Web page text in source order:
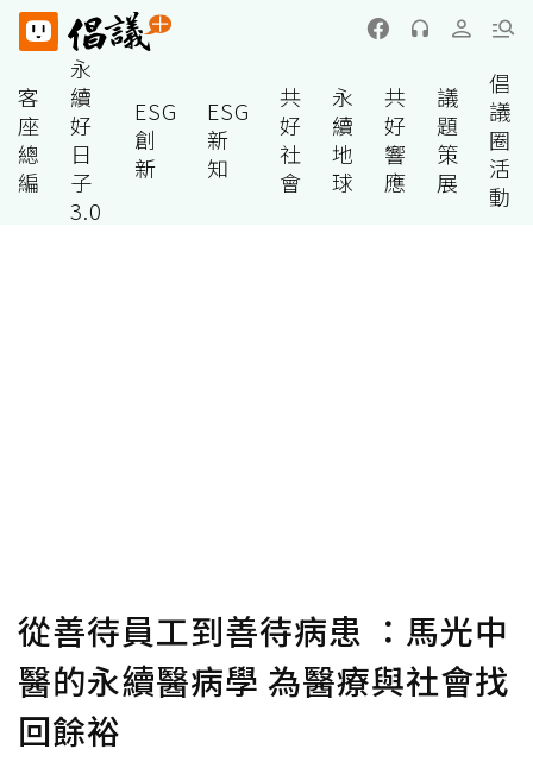
客
座
總
編
永
續
好
日
子
3.0
ESG
創
新
ESG
新
知
共
好
社
會
永
續
地
球
共
好
響
應
議
題
策
展
倡
議
圈
活
動
從善待員工到善待病患 ：馬光中
醫的永續醫病學 為醫療與社會找
回餘裕